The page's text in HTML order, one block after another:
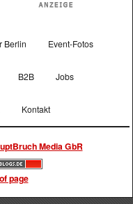
Berlin Event-Fotos
B2B Jobs
Kontakt
Media GbR
page